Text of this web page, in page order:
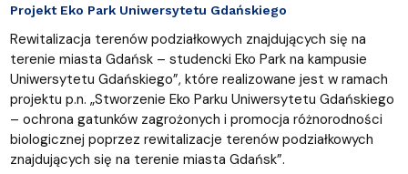
Projekt Eko Park Uniwersytetu Gdańskiego
Rewitalizacja terenów podziałkowych znajdujących się na
terenie miasta Gdańsk – studencki Eko Park na kampusie
Uniwersytetu Gdańskiego”, które realizowane jest w ramach
projektu p.n. „Stworzenie Eko Parku Uniwersytetu Gdańskiego
– ochrona gatunków zagrożonych i promocja różnorodności
biologicznej poprzez rewitalizacje terenów podziałkowych
znajdujących się na terenie miasta Gdańsk”.